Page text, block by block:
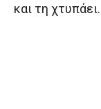
και τη χτυπάει.